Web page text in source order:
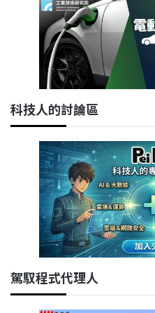
科技人的討論區
駕馭程式代理人